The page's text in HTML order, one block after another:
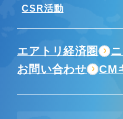
CSR活動
エアトリ経済圏
お問い合わせ
CM